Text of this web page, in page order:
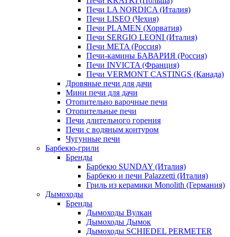
Печи LA NORDICA (Италия)
Печи LISEO (Чехия)
Печи PLAMEN (Хорватия)
Печи SERGIO LEONI (Италия)
Печи META (Россия)
Печи-камины БАВАРИЯ (Россия)
Печи INVICTA (Франция)
Печи VERMONT CASTINGS (Канада)
Дровяные печи для дачи
Мини печи для дачи
Отопительно варочные печи
Отопительные печи
Печи длительного горения
Печи с водяным контуром
Чугунные печи
Барбекю-грили
Бренды
Барбекю SUNDAY (Италия)
Барбекю и печи Palazzetti (Италия)
Гриль из керамики Monolith (Германия)
Дымоходы
Бренды
Дымоходы Вулкан
Дымоходы Дымок
Дымоходы SCHIEDEL PERMETER